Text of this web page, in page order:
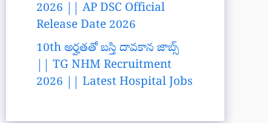
2026 || AP DSC Official
Release Date 2026
10th అర్హతతో బస్తి దావకాన జాబ్స్
|| TG NHM Recruitment
2026 || Latest Hospital Jobs